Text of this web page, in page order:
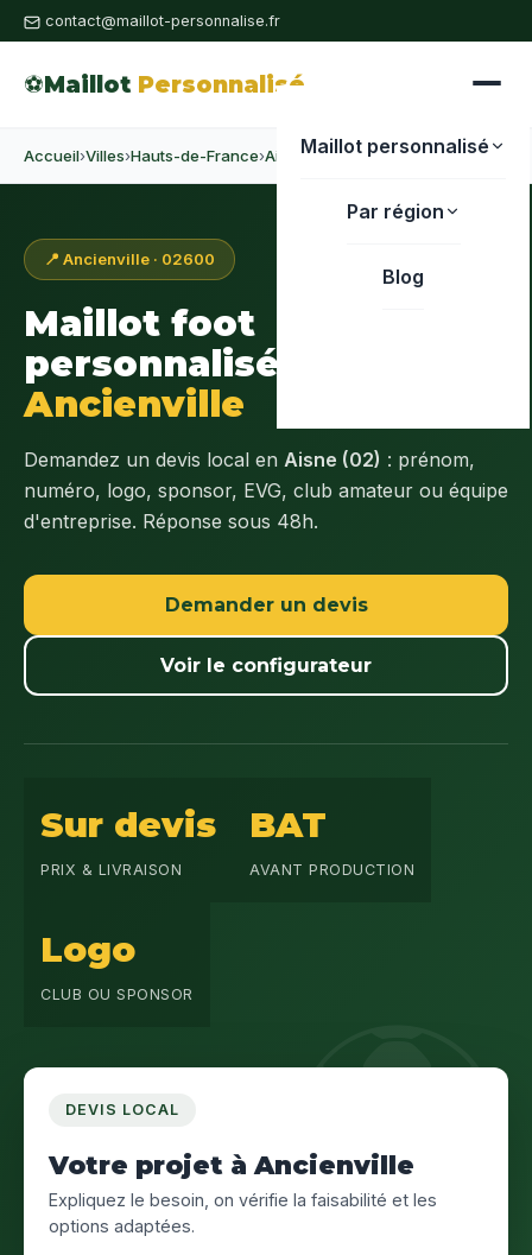
contact@maillot-personnalise.fr
⚽Maillot Personnalisé
Maillot personnalisé
Par région
Blog
Accueil›Villes›Hauts-de-France›Aisne›Ancienville
📍 Ancienville · 02600
Maillot foot
personnalisé à
Ancienville
Demandez un devis local en Aisne (02) : prénom,
numéro, logo, sponsor, EVG, club amateur ou équipe
d'entreprise. Réponse sous 48h.
Demander un devis
Voir le configurateur
Sur devis
PRIX & LIVRAISON
BAT
AVANT PRODUCTION
Logo
CLUB OU SPONSOR
DEVIS LOCAL
Votre projet à Ancienville
Expliquez le besoin, on vérifie la faisabilité et les
options adaptées.